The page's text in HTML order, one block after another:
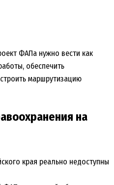
ФАПа нужно вести как
обеспечить
маршрутизацию
на
края реально недоступны